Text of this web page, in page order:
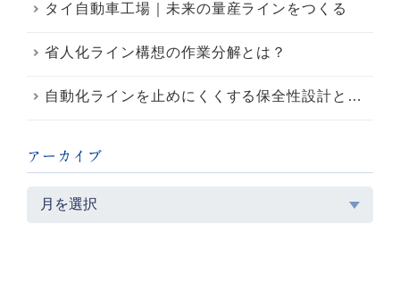
タイ自動車工場｜未来の量産ラインをつくる
省人化ライン構想の作業分解とは？
自動化ラインを止めにくくする保全性設計とは？
アーカイブ